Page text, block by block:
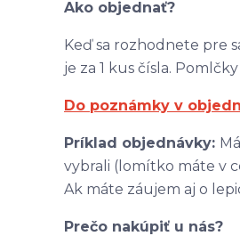
Ako objednať?
Keď sa rozhodnete pre
je za 1 kus čísla.
Do poznámky v
Príklad objednávky:
vybrali (lomítko máte v
Ak máte záujem aj o
Prečo nakúpiť u nás?